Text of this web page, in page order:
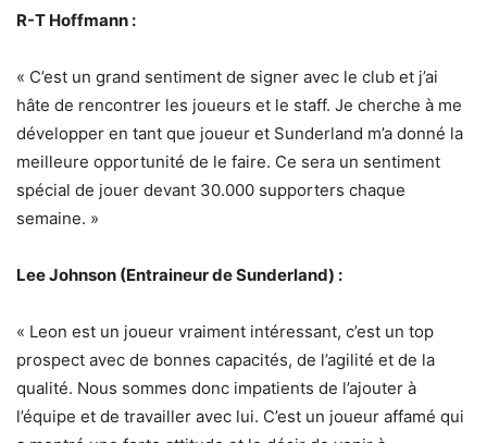
R-T Hoffmann :
« C’est un grand sentiment de signer avec le club et j’ai
hâte de rencontrer les joueurs et le staff. Je cherche à me
développer en tant que joueur et Sunderland m’a donné la
meilleure opportunité de le faire. Ce sera un sentiment
spécial de jouer devant 30.000 supporters chaque
semaine. »
Lee Johnson (Entraineur de Sunderland) :
« Leon est un joueur vraiment intéressant, c’est un top
prospect avec de bonnes capacités, de l’agilité et de la
qualité. Nous sommes donc impatients de l’ajouter à
l’équipe et de travailler avec lui. C’est un joueur affamé qui